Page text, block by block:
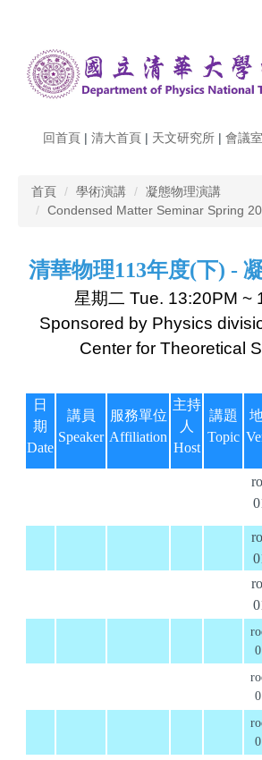
回首頁 | 清大首頁 | 天文研究所 | 會議
首頁 學術演講
凝態物理演講
Condensed Matter Seminar Spring
清華物理113年度(下) -
星期二 Tue. 13:20PM ~
Sponsored by Physics
Center for Theoretical
日
期
Date
講員
Speaker
服務單位
Affiliation
主持
人
Host
講題
Topic